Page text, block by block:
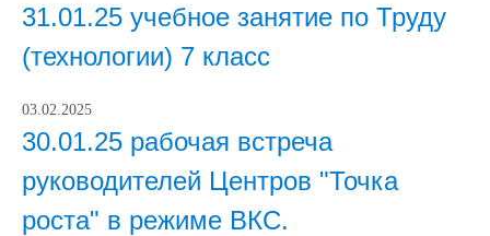
31.01.25 учебное занятие по Труду
(технологии) 7 класс
03.02.2025
30.01.25 рабочая встреча
руководителей Центров "Точка
роста" в режиме ВКС.